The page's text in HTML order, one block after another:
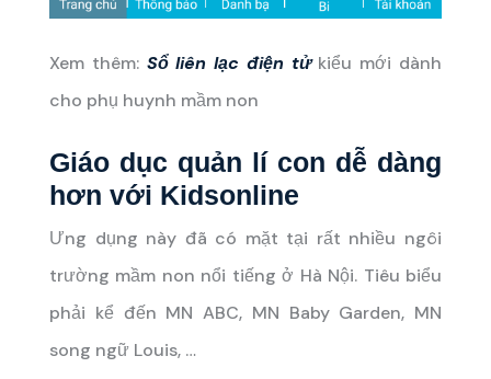
Xem thêm: Sổ liên lạc điện tửkiểu mới dành
cho phụ huynh mầm non
Giáo dục quản lí con dễ dàng
hơn với Kidsonline
Ưng dụng này đã có mặt tại rất nhiều ngôi
trường mầm non nổi tiếng ở Hà Nội. Tiêu biểu
phải kể đến MN ABC, MN Baby Garden, MN
song ngữ Louis, …